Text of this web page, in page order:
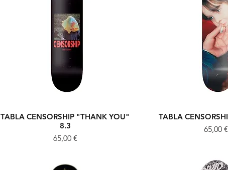
Vista rápida
TABLA CENSORSHIP "THANK YOU"
8.3
Precio
65,00 €
Vista
TABLA
Precio
65,00 €